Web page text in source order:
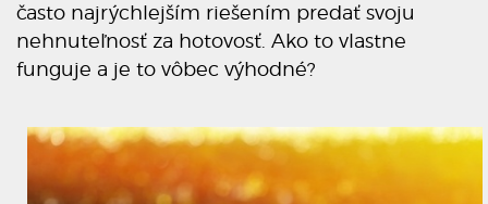
často najrýchlejším riešením predať svoju
nehnuteľnosť za hotovosť. Ako to vlastne
funguje a je to vôbec výhodné?